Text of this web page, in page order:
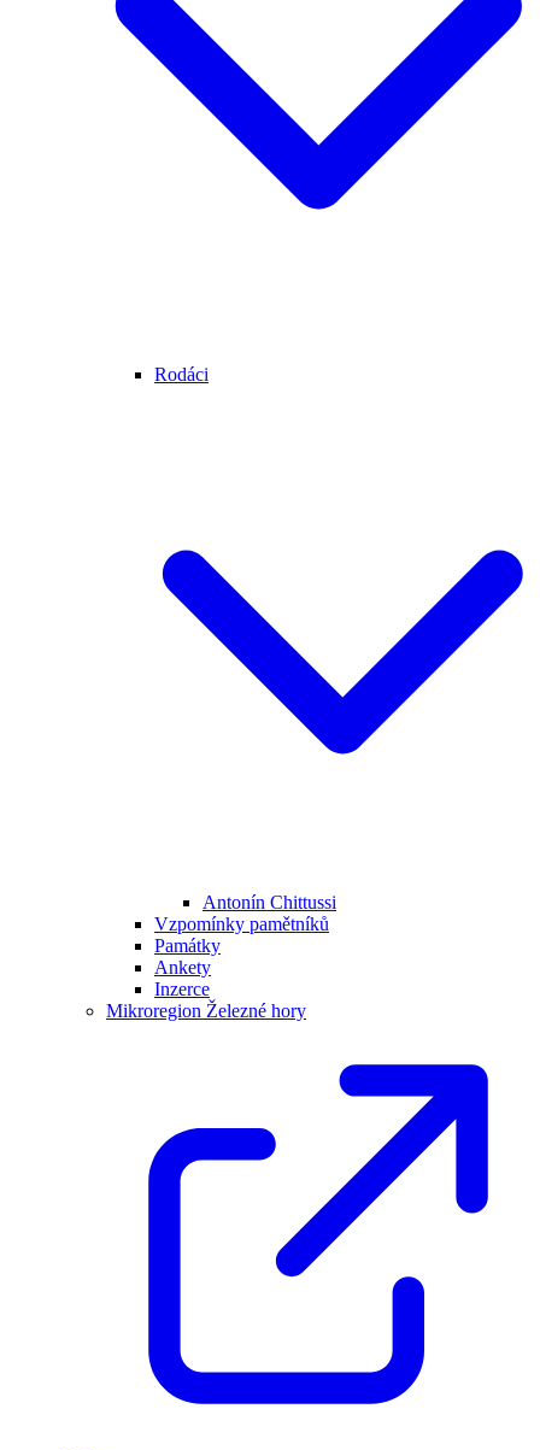
Rodáci
Antonín Chittussi
Vzpomínky pamětníků
Památky
Ankety
Inzerce
Mikroregion Železné hory